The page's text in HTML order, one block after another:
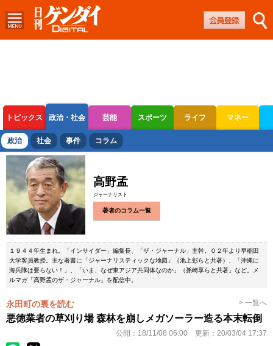
トピックス 政治・社会 芸能 スポーツ ライフ マネー
ボートレース 競輪 オートレース
政治 社会 事件 コラム
高野孟
ジャーナリスト
著者のコラム一覧
１９４４年生まれ。「インサイダー」編集長、「ザ・ジャーナル」主幹。０２年より早稲田
大学客員教授。主な著書に「ジャーナリスティックな地図」（池上彰らと共著）、「沖縄に
海兵隊は要らない！」、「いま、なぜ東アジア共同体なのか」（孫崎享らと共著」など。メ
ルマガ「高野孟のザ・ジャーナル」を配信中。
永田町の裏を読む > 一覧へ
悪徳業者の草刈り場 森林を崩しメガソーラー造る本末転倒
公開： 18/11/08 06:00 更新： 20/03/04 17:37